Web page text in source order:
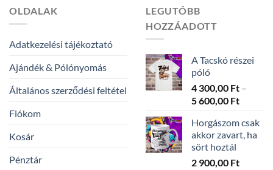
OLDALAK
Adatkezelési tájékoztató
Ajándék & Pólónyomás
Általános szerződési feltétel
Fiókom
Kosár
Pénztár
LEGUTÓBB
HOZZÁADOTT
A Tacskó részei
póló
4 300,00 Ft –
5 600,00 Ft
300,00
-
600,00
Horgászom csak
akkor zavart, ha
sört hoztál
2 900,00 Ft